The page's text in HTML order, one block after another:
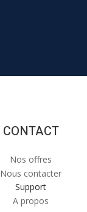
CONTACT
Nos offres
Nous contacter
Support
A propos